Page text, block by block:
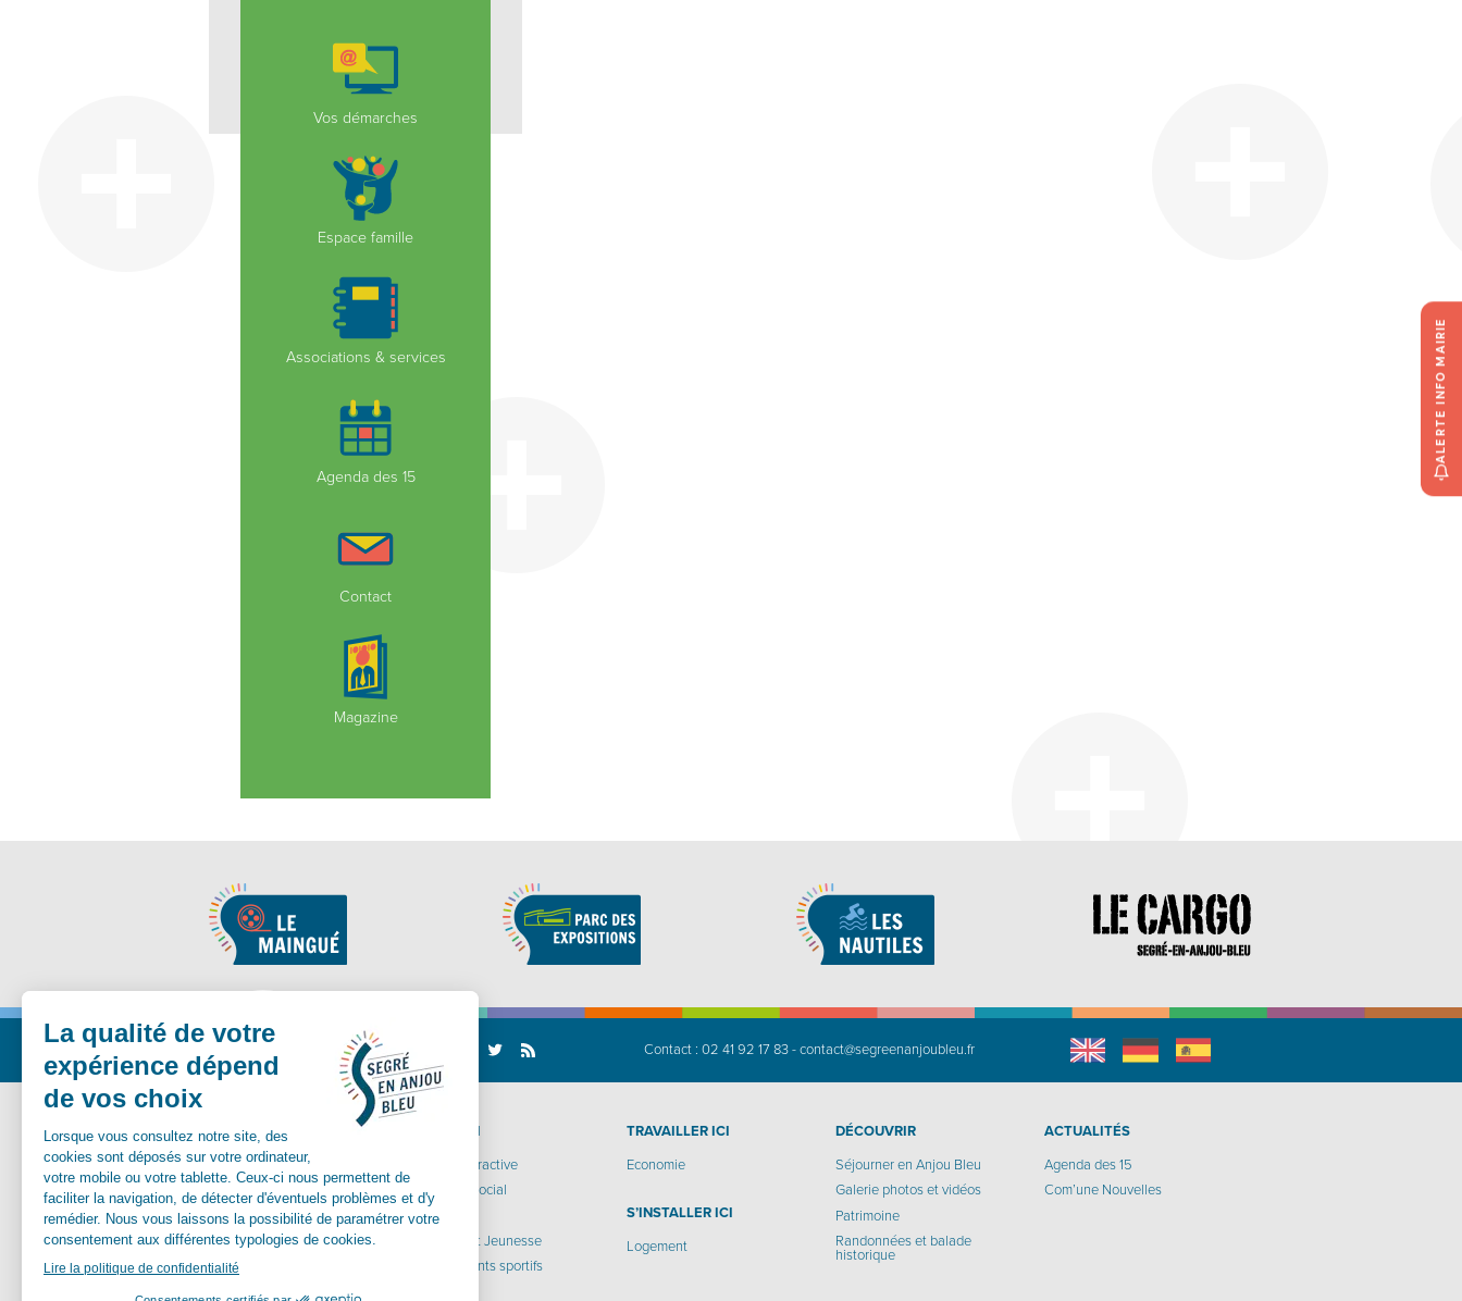
Vos démarches
Espace famille
Associations & services
Agenda des 15
Contact
Magazine
Nous suivre Contact :02 41 92 17 83-contact@segreenanjoubleu.fr
English Allemandespagnol
MA MAIRIE
Communes déléguées
Conseil Municipal
Vos démarches
Services municipaux
Urbanisme
VIVRE ICI
Carte interactive
Santé et social
Aînés
Enfance et Jeunesse
Equipements sportifs
TRAVAILLER ICI
Economie
S’INSTALLER ICI
Logement
DÉCOUVRIR
Séjourner en Anjou Bleu
Galerie photos et vidéos
Patrimoine
Randonnées et balade
historique
ACTUALITÉS
Agenda des 15
Com’une Nouvelles
ALERTE INFO MAIRIE